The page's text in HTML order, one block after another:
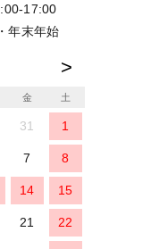
17:00
年末年始
金 土
31 1
7 8
14 15
21 22